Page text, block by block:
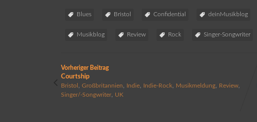
Blues Bristol Confidential deinMusikblog
Musikblog Review Rock Singer-Songwriter
Vorheriger Beitrag
Courtship
Bristol ,Großbritannien Indie Indie-Rock Musikmeldung Review
Singer/-Songwriter UK